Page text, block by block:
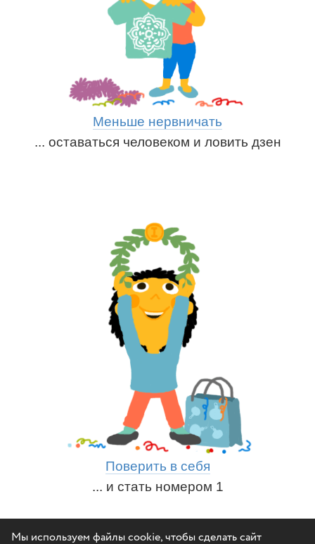
Меньше нервничать
... оставаться человеком и ловить дзен
Поверить в себя
... и стать номером 1
Мы используем файлы cookie, чтобы сделать сайт